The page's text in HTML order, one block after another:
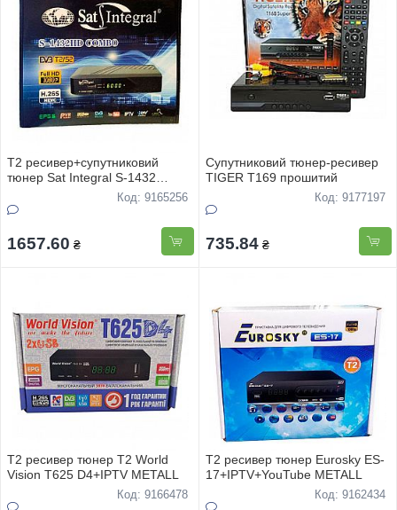
Т2 ресивер+супутниковий
тюнер Sat Integral S-1432
Код: 9165256
1657.60 ₴
Супутниковий тюнер-ресивер
TIGER T169 прошитий
Код: 9177197
735.84 ₴
Т2 ресивер тюнер Т2 World
Vision T625 D4+IPTV METALL
Код: 9166478
Т2 ресивер тюнер Eurosky ES-
17+IPTV+YouTube METALL
Код: 9162434